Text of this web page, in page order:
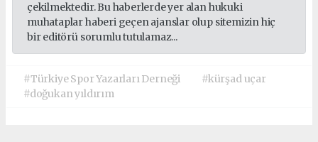
çekilmektedir. Bu haberlerde yer alan hukuki
muhataplar haberi geçen ajanslar olup sitemizin hiç
bir editörü sorumlu tutulamaz...
#Türkiye Spor Yazarları Derneği
#kürşad uçar
#doğukan yıldırım